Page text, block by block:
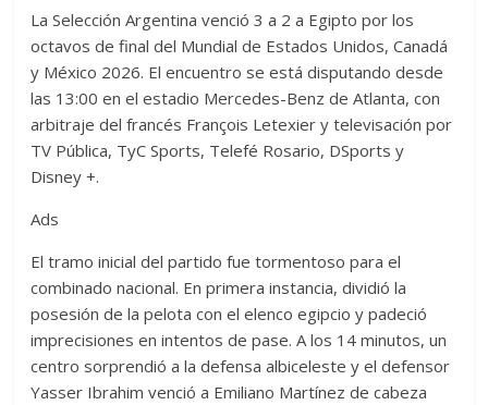
La Selección Argentina venció 3 a 2 a Egipto por los
octavos de final del Mundial de Estados Unidos, Canadá
y México 2026. El encuentro se está disputando desde
las 13:00 en el estadio Mercedes-Benz de Atlanta, con
arbitraje del francés François Letexier y televisación por
TV Pública, TyC Sports, Telefé Rosario, DSports y
Disney +.
Ads
El tramo inicial del partido fue tormentoso para el
combinado nacional. En primera instancia, dividió la
posesión de la pelota con el elenco egipcio y padeció
imprecisiones en intentos de pase. A los 14 minutos, un
centro sorprendió a la defensa albiceleste y el defensor
Yasser Ibrahim venció a Emiliano Martínez de cabeza